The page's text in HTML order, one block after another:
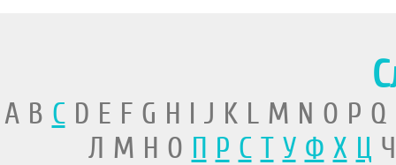
A B CD E F G H I J K L M N O P
Л М Н О П Р С Т У Ф Х Ц